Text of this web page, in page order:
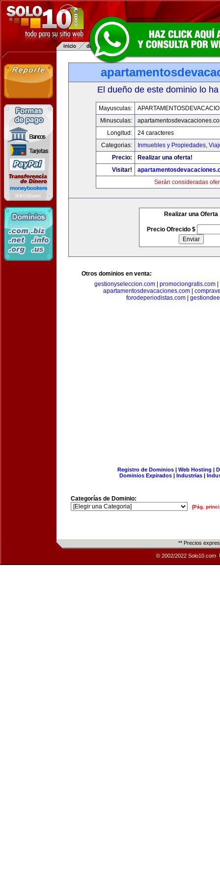
El dueño de este dominio lo
Mayusculas:
Minusculas:
Longitud:
24 caracteres
Categorias:
Inmuebles y Propiedades,
Precio:
Realizar una oferta!
Visitar!
Serán consideradas
Realizar una Oferta
Precio Ofrecido $
Otros dominios en venta:
gestionyseleccion.com| promociongratis.com|
apartamentosdevacaciones.com|
forodeperiodistas.com
Registro de Dominios| Web Hosting |
Dominios Expirados | Industrias |
Categorías de Dominio:
[Pág.
** Precios
© 2002/2022 Solo10.com